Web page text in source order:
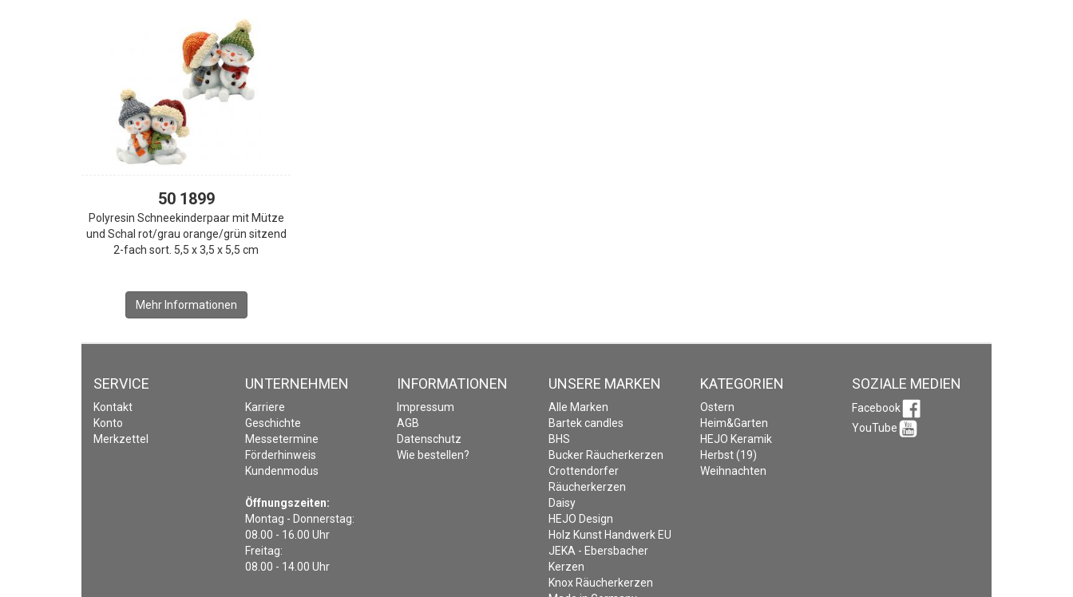
50 1899
Polyresin Schneekinderpaar mit Mütze
und Schal rot/grau orange/grün sitzend
2-fach sort. 5,5 x 3,5 x 5,5 cm
Mehr Informationen
SERVICE
Kontakt
Konto
Merkzettel
UNTERNEHMEN
Karriere
Geschichte
Messetermine
Förderhinweis
Kundenmodus
Öffnungszeiten:
Montag - Donnerstag:
08.00 - 16.00 Uhr
Freitag:
08.00 - 14.00 Uhr
INFORMATIONEN
Impressum
AGB
Datenschutz
Wie bestellen?
UNSERE MARKEN
Alle Marken
Bartek candles
BHS
Bucker Räucherkerzen
Crottendorfer
Räucherkerzen
Daisy
HEJO Design
Holz Kunst Handwerk EU
JEKA - Ebersbacher
Kerzen
Knox Räucherkerzen
KATEGORIEN
Ostern
Heim&Garten
HEJO Keramik
Herbst (19)
Weihnachten
SOZIALE MEDIEN
Facebook
YouTube